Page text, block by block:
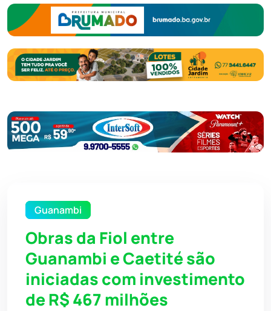
Guanambi
Obras da Fiol entre
Guanambi e Caetité são
iniciadas com investimento
de R$ 467 milhões